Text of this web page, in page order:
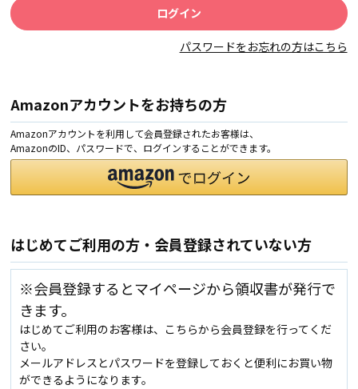
パスワードをお忘れの方はこちら
Amazonアカウントをお持ちの方
Amazonアカウントを利用して会員登録されたお客様は、
AmazonのID、パスワードで、ログインすることができます。
はじめてご利用の方・会員登録されていない方
※会員登録するとマイページから領収書が発行で
きます。
はじめてご利用のお客様は、こちらから会員登録を行ってくだ
さい。
メールアドレスとパスワードを登録しておくと便利にお買い物
ができるようになります。